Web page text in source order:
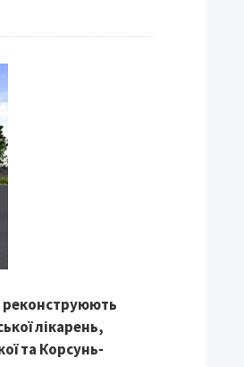
реконструюють
лікарень,
та Корсунь-